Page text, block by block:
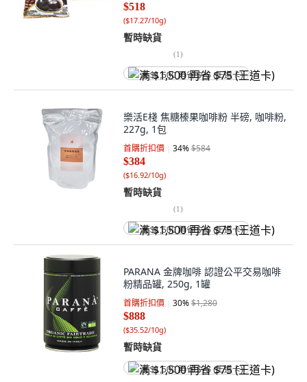
$518
($17.27/10g)
暫時缺貨
(1)
满 $1,500 再省 $75 (王道卡)
樂活E棧 焦糖榛果咖啡粉 半磅, 咖啡粉,
227g, 1包
首購折扣價 34%$584
$384
($16.92/10g)
暫時缺貨
(1)
满 $1,500 再省 $75 (王道卡)
PARANA 金牌咖啡 認證公平交易咖啡
粉精品罐, 250g, 1罐
首購折扣價 30%$1,280
$888
($35.52/10g)
暫時缺貨
满 $1,500 再省 $75 (王道卡)